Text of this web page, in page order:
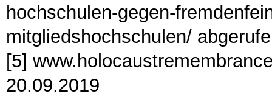
hochschulen-gegen-
mitgliedshochschulen/
[5]
20.09.2019